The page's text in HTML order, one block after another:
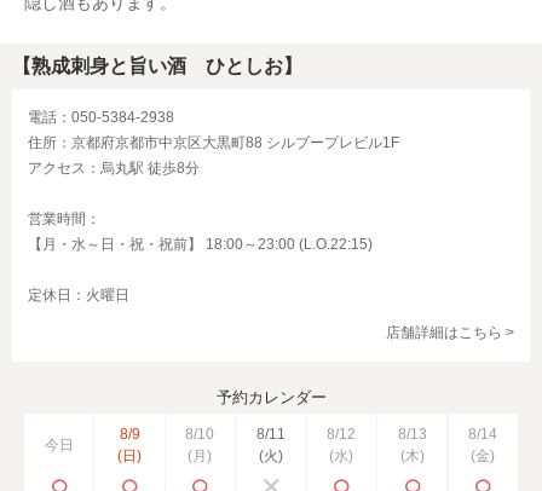
【熟成刺身と旨い酒 ひとしお】
電話：050-5384-2938
住所：京都府京都市中京区大黒町88 シルブープレビル1F
アクセス：烏丸駅 徒歩8分
営業時間：
【月・水～日・祝・祝前】 18:00～23:00 (L.O.22:15)
定休日：火曜日
店舗詳細はこちら >
予約カレンダー
今日
8/9
(日)
8/10
(月)
8/11
(火)
8/12
(水)
8/13
(木)
8/14
(金)